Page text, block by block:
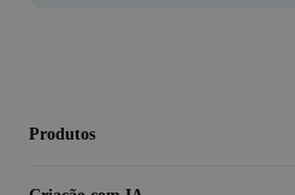
Produtos